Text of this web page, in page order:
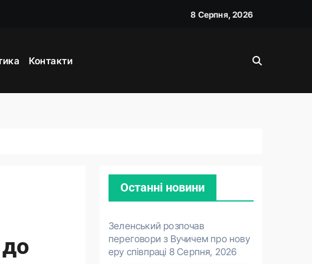
справою
8 Серпня, 2026
Контакти
Останні новини
Зеленський розпочав
переговори з Вучичем про нову
еру співпраці 8 Серпня, 2026